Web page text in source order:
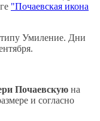
"Почаевская икона
типу Умиление. Дни
Почаевскую на
и согласно